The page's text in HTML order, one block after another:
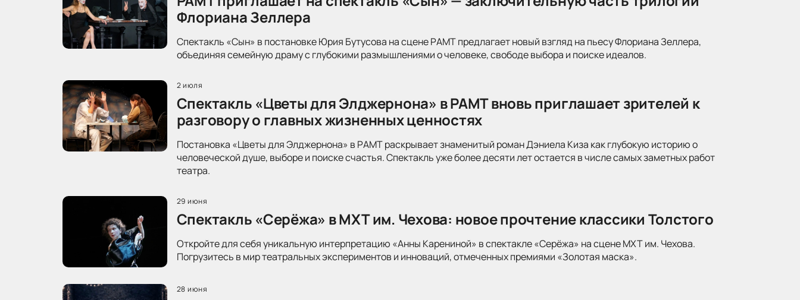
Флориана Зеллера
Спектакль «Сын» в постановке Юрия Бутусова на сцене РАМТ предлагает новый взгляд на пьесу Флориана Зеллера,
объединяя семейную драму с глубокими размышлениями о человеке, свободе выбора и поиске идеалов.
2 июля
Спектакль «Цветы для Элджернона» в РАМТ вновь приглашает зрителей к
разговору о главных жизненных ценностях
Постановка «Цветы для Элджернона» в РАМТ раскрывает знаменитый роман Дэниела Киза как глубокую историю о
человеческой душе, выборе и поиске счастья. Спектакль уже более десяти лет остается в числе самых заметных работ
театра.
29 июня
Спектакль «Серёжа» в МХТ им. Чехова: новое прочтение классики Толстого
Откройте для себя уникальную интерпретацию «Анны Карениной» в спектакле «Серёжа» на сцене МХТ им. Чехова.
Погрузитесь в мир театральных экспериментов и инноваций, отмеченных премиями «Золотая маска».
28 июня